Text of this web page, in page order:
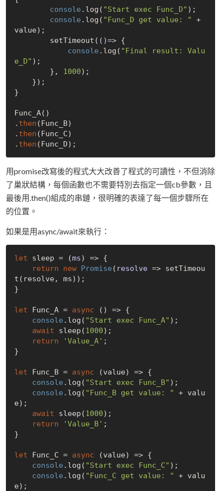
console .log( "Start exec Func_D" );
console .log( "Func_D get value: " +
value);
        setTimeout(
()=> {
console .log( "Final result: Valu
e_D" );
        },
1000);
}
Func_A()
. then (Func_B)
. then (Func_C)
. then
用promise改寫後的程式大大改善了程式的可讀性，不但消除
了巢狀結構，每個函數也不需要特別去指定一個cb參數，且
最後用.then()組成的串鏈，很明確的表達了每一個步驟所在
的位置。
如果是用async/await來執行：
let sleep = (ms) => {
return
new Promise ( resolve => setTimeou
t(resolve, ms));
}
let Func_A = async () => {
console .log( "Start exec Func_A" );
await sleep(1000);
return
'Value_A' ;
}
let Func_B = async (value) => {
console .log( "Start exec Func_B" );
console .log( "Func_B get value: " + valu
e);
await sleep(1000);
return
'Value_B' ;
}
let Func_C = async (value) => {
console .log( "Start exec Func_C" );
console .log( "Func_C get value: " + valu
e);